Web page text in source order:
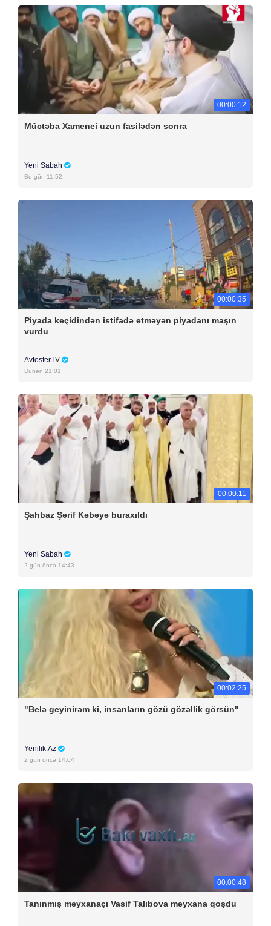
00:00:12
Müctəba Xamenei uzun fasilədən sonra
Yeni Sabah
Bu gün 11:52
00:00:35
Piyada keçidindən istifadə etməyən piyadanı maşın
vurdu
AvtosferTV
Dünən 21:01
00:00:11
Şahbaz Şərif Kəbəyə buraxıldı
Yeni Sabah
2 gün öncə 14:43
00:02:25
"Belə geyinirəm ki, insanların gözü gözəllik görsün"
Yenilik.Az
2 gün öncə 14:04
00:00:48
Tanınmış meyxanaçı Vasif Talıbova meyxana qoşdu